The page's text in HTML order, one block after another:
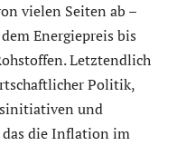
vielen Seiten ab –
Energiepreis bis
Letztendlich
Politik,
und
die Inflation im